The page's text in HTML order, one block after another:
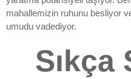
mahallemizin ruhunu besliyor
umudu vadediyor.
Sıkça